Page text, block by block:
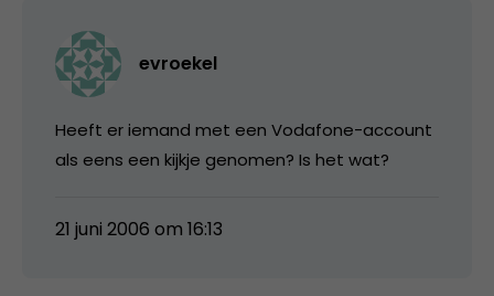
evroekel
Heeft er iemand met een Vodafone-account
als eens een kijkje genomen? Is het wat?
21 juni 2006 om 16:13